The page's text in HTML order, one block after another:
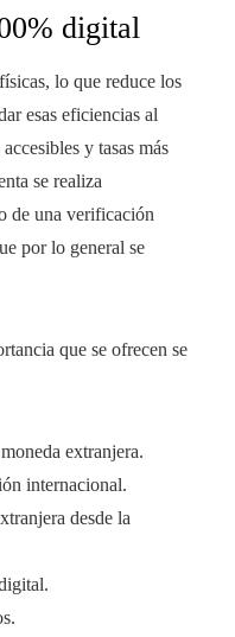
digital
lo que reduce los
esas eficiencias al
y tasas más
se realiza
de una verificación
por lo general se
que se ofrecen se
extranjera.
internacional.
desde la